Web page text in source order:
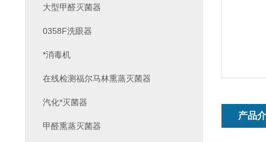
产品
大型甲醛灭菌器
0358F洗眼器
*消毒机
在线检测福尔马林熏蒸灭菌器
汽化*灭菌器
甲醛熏蒸灭菌器